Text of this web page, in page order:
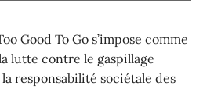
Good To Go s’impose comme
lutte contre le gaspillage
responsabilité sociétale des